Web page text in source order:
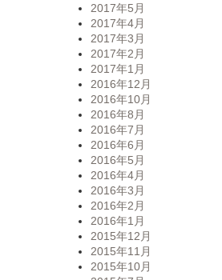
2017年5月
2017年4月
2017年3月
2017年2月
2017年1月
2016年12月
2016年10月
2016年8月
2016年7月
2016年6月
2016年5月
2016年4月
2016年3月
2016年2月
2016年1月
2015年12月
2015年11月
2015年10月